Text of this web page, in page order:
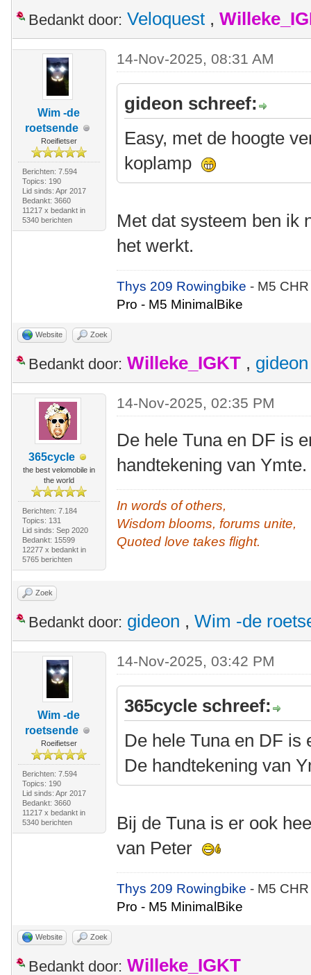
Bedankt door: Veloquest ,
Wim -de
roetsende
Roeifietser
Berichten: 7.594
Topics: 190
Lid sinds: Apr 2017
Bedankt: 3660
11217 x bedankt in
5340 berichten
14-Nov-2025, 08:31 AM
gideon schreef:
Easy, met de hoogte
koplamp
Met dat systeem ben ik
het werkt.
Thys 209 Rowingbike- M5
Pro - M5 MinimalBike
Website Zoek
Bedankt door: Willeke_IGKT , gideon
365cycle
the best velomobile in
the world
Berichten: 7.184
Topics: 131
Lid sinds: Sep 2020
Bedankt: 15599
12277 x bedankt in
5765 berichten
14-Nov-2025, 02:35 PM
De hele Tuna en DF is
handtekening van
In words of others,
Wisdom blooms, forums unite,
Quoted love takes flight.
Zoek
Bedankt door: gideon , Wim -de
Wim -de
roetsende
Roeifietser
Berichten: 7.594
Topics: 190
Lid sinds: Apr 2017
Bedankt: 3660
11217 x bedankt in
5340 berichten
14-Nov-2025, 03:42 PM
365cycle schreef:
De hele Tuna en DF
De handtekening van
Bij de Tuna is er ook
van Peter
Thys 209 Rowingbike- M5
Pro - M5 MinimalBike
Website Zoek
Bedankt door: Willeke_IGKT